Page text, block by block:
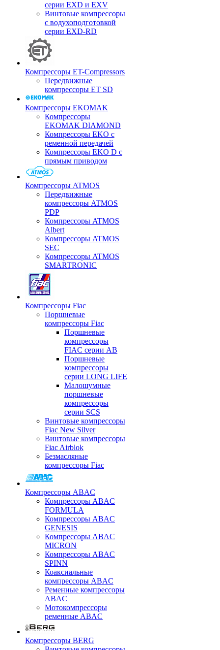
серии EXD и EXV
Винтовые компрессоры
с водухоподготовкой
серии EXD-RD
Компрессоры ET-Compressors
Передвижные
компрессоры ET SD
Компрессоры EKOMAK
Компрессоры
EKOMAK DIAMOND
Компрессоры EKO c
ременной передачей
Компрессоры EKO D с
прямым приводом
Компрессоры ATMOS
Передвижные
компрессоры ATMOS
PDP
Компрессоры ATMOS
Albert
Компрессоры ATMOS
SEC
Компрессоры ATMOS
SMARTRONIC
Компрессоры Fiac
Поршневые
компрессоры Fiac
Поршневые
компрессоры
FIAC серии AB
Поршневые
компрессоры
серии LONG LIFE
Малошумные
поршневые
компрессоры
серии SCS
Винтовые компрессоры
Fiac New Silver
Винтовые компрессоры
Fiac Airblok
Безмасляные
компрессоры Fiac
Компрессоры ABAC
Компрессоры ABAC
FORMULA
Компрессоры ABAC
GENESIS
Компрессоры ABAC
MICRON
Компрессоры ABAC
SPINN
Коаксиальные
компрессоры ABAC
Ременные компрессоры
ABAC
Мотокомпрессоры
ременные ABAC
Компрессоры BERG